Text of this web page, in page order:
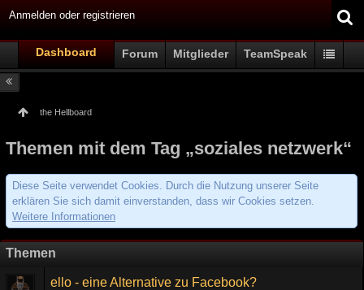
Anmelden oder registrieren
Dashboard Forum Mitglieder TeamSpeak
the Hellboard
Themen mit dem Tag „soziales netzwerk“
Diese Seite verwendet Cookies. Durch die Nutzung unserer Seite
erklären Sie sich damit einverstanden, dass wir Cookies setzen.
Weitere Informationen
Themen
ello - eine Alternative zu Facebook?